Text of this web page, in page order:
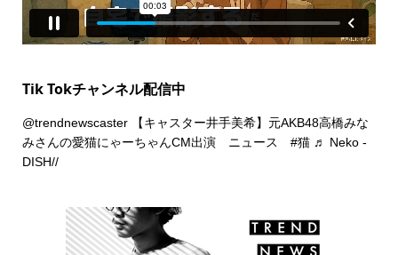
Tik Tokチャンネル配信中
@trendnewscaster【キャスター井手美希】元AKB48高橋みな
みさんの愛猫にゃーちゃんCM出演 ニュース #猫 ♬ Neko -
DISH//